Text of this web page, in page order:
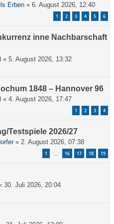
Erben « 6. August 2026, 12:40
1 2 3 4 5 6
inne Nachbarschaft
« 5. August 2026, 13:32
1848 – Hannover 96
« 4. August 2026, 17:47
1 2 3 4
Testspiele 2026/27
« 2. August 2026, 07:38
1 16 17 18 19
30. Juli 2026, 20:04